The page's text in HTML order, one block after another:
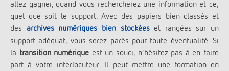
allez gagner, quand vous rechercherez une information et ce,
quel que soit le support. Avec des papiers bien classés et
des archives numériques bien stockéeset rangées sur un
support adéquat, vous serez parés pour toute éventualité. Si
la transition numérique est un souci, n’hésitez pas à en faire
part à votre interlocuteur. Il peut mettre une formation en